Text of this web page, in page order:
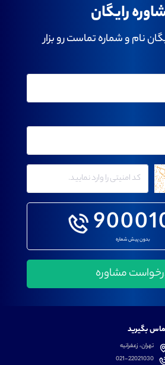
رایگان
نام و شماره تماست رو بزار
بدون پیش شماره
بگیرید
تهران، زعفرانیه
021-22021030